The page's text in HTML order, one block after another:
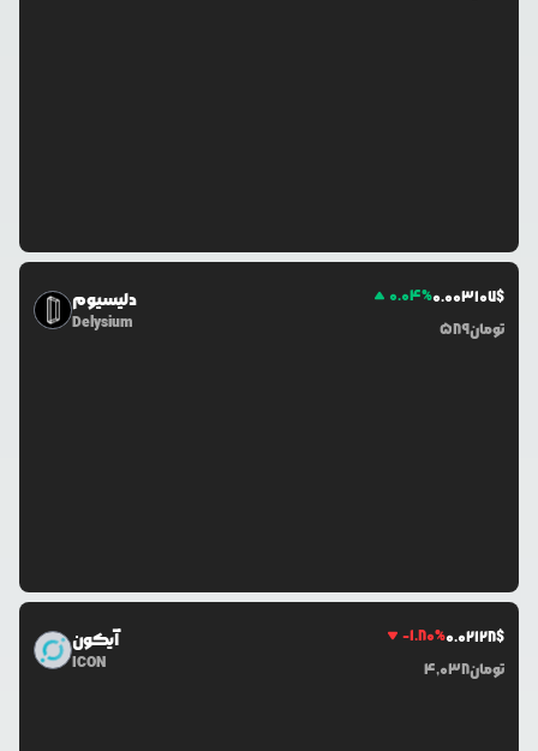
دلیسیوم
Delysium
0.04%0.003107$
589تومان
آیکون
ICON
-1.80%0.02128$
4,038تومان